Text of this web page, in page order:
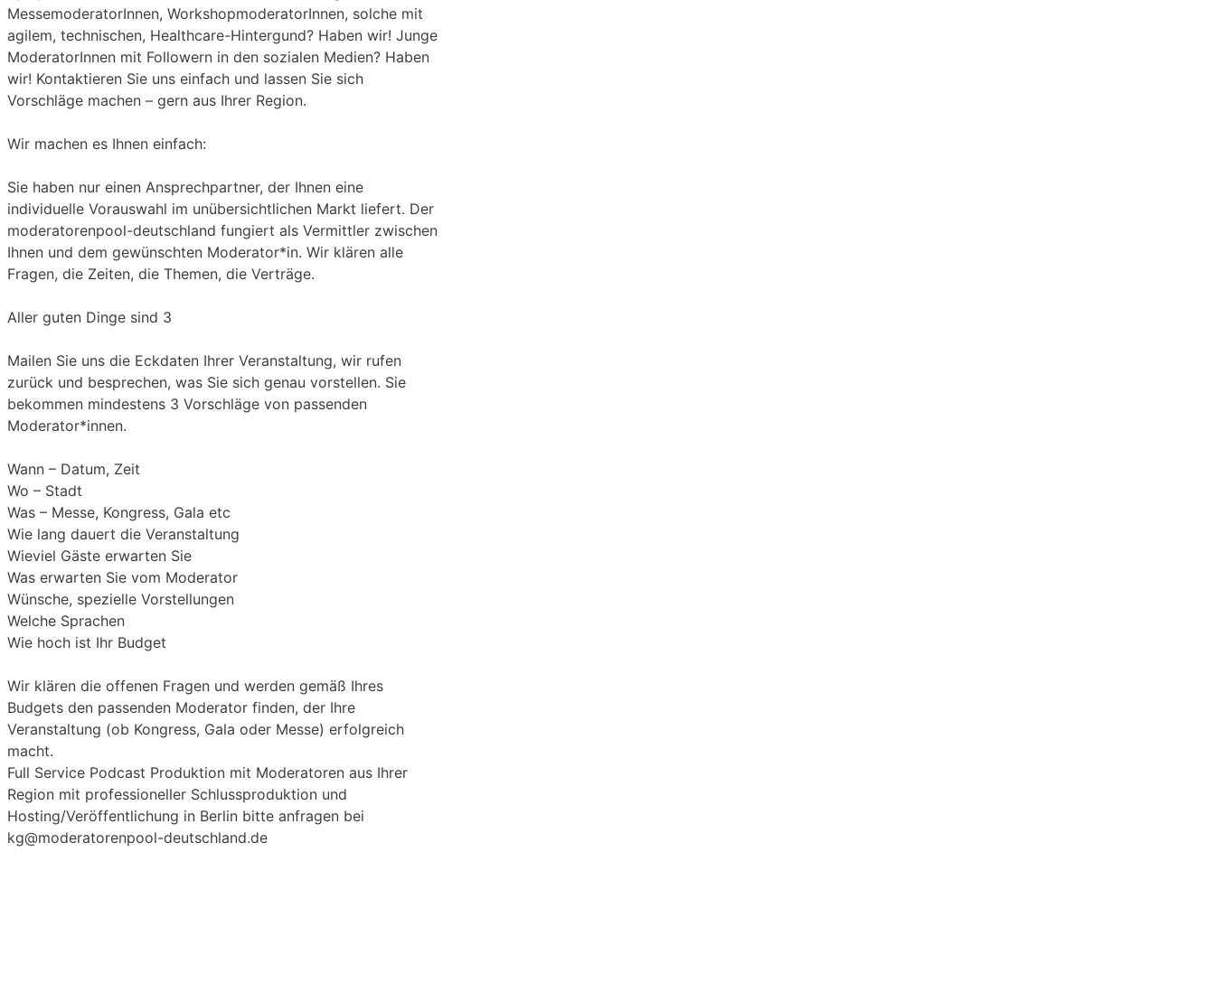
MessemoderatorInnen, WorkshopmoderatorInnen, solche mit
agilem, technischen, Healthcare-Hintergund? Haben wir! Junge
ModeratorInnen mit Followern in den sozialen Medien? Haben
wir! Kontaktieren Sie uns einfach und lassen Sie sich
Vorschläge machen – gern aus Ihrer Region.
Wir machen es Ihnen einfach:
Sie haben nur einen Ansprechpartner, der Ihnen eine
individuelle Vorauswahl im unübersichtlichen Markt liefert. Der
moderatorenpool-deutschland fungiert als Vermittler zwischen
Ihnen und dem gewünschten Moderator*in. Wir klären alle
Fragen, die Zeiten, die Themen, die Verträge.
Aller guten Dinge sind 3
Mailen Sie uns die Eckdaten Ihrer Veranstaltung, wir rufen
zurück und besprechen, was Sie sich genau vorstellen. Sie
bekommen mindestens 3 Vorschläge von passenden
Moderator*innen.
Wann – Datum, Zeit
Wo – Stadt
Was – Messe, Kongress, Gala etc
Wie lang dauert die Veranstaltung
Wieviel Gäste erwarten Sie
Was erwarten Sie vom Moderator
Wünsche, spezielle Vorstellungen
Welche Sprachen
Wie hoch ist Ihr Budget
Wir klären die offenen Fragen und werden gemäß Ihres
Budgets den passenden Moderator finden, der Ihre
Veranstaltung (ob Kongress, Gala oder Messe) erfolgreich
macht.
Full Service Podcast Produktion mit Moderatoren aus Ihrer
Region mit professioneller Schlussproduktion und
Hosting/Veröffentlichung in Berlin bitte anfragen bei
kg@moderatorenpool-deutschland.de